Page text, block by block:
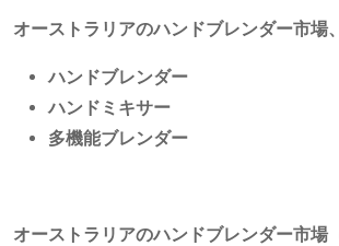
オーストラリアのハンドブレンダー市場
ハンドブレンダー
ハンドミキサー
多機能ブレンダー
オーストラリアのハンドブレンダー市場